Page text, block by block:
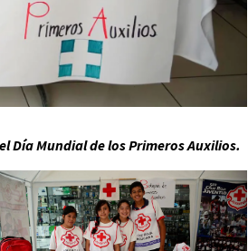
Día Mundial de los Primeros Auxilios.